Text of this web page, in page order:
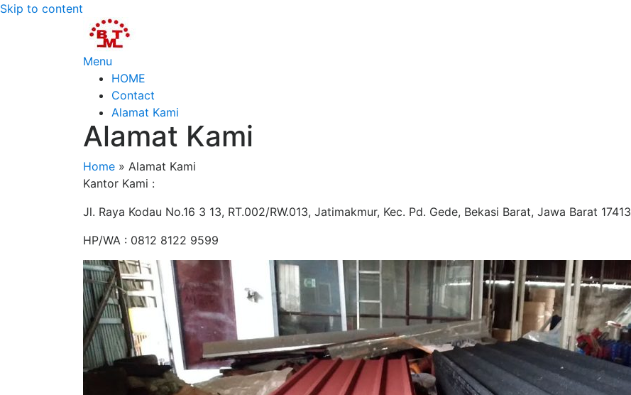
Skip to content
Menu
HOME
Contact
Alamat Kami
Alamat Kami
Home » Alamat Kami
Kantor Kami :
Jl. Raya Kodau No.16 3 13, RT.002/RW.013, Jatimakmur, Kec. Pd. Gede, Bekasi Barat, Jawa Barat 17413
HP/WA : 0812 8122 9599